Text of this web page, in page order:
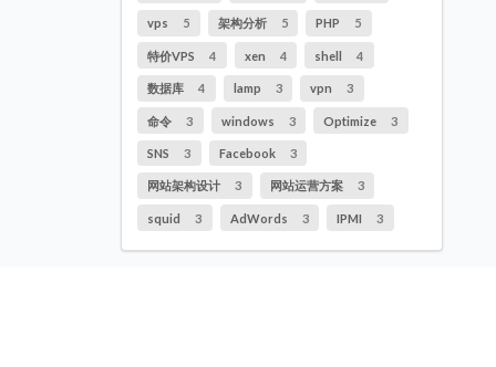
vps 5 架构分析 5 PHP 5
特价VPS 4 xen 4 shell 4
数据库 4 lamp 3 vpn 3
命令 3 windows 3 Optimize 3
SNS 3 Facebook 3
网站架构设计 3 网站运营方案 3
squid 3 AdWords 3 IPMI 3